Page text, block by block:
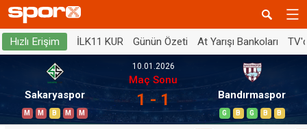
Hızlı Erişim İLK11 KUR Günün Özeti At Yarışı Bankoları
Sakaryaspor
M M B M M
10.01.2026
Maç Sonu
1 - 1 Bandırmaspor
G B G B B